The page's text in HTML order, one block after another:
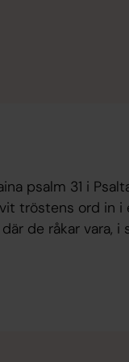
psalm 31 i
tröstens ord in i
de råkar vara,